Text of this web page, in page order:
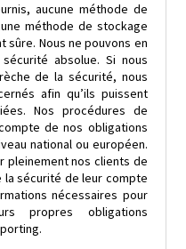
aucune méthode de
méthode de stockage
sûre. Nous ne pouvons en
absolue. Si nous
de la sécurité, nous
afin qu’ils puissent
Nos procédures de
de nos obligations
national ou européen.
pleinement nos clients de
sécurité de leur compte
nécessaires pour
propres obligations